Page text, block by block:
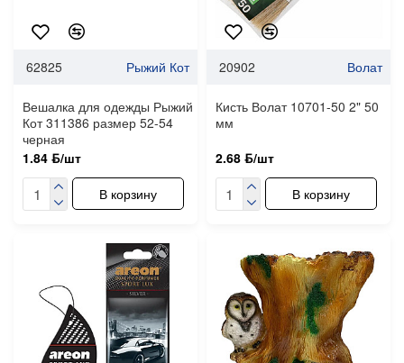
62825 Рыжий Кот
Вешалка для одежды Рыжий
Кот 311386 размер 52-54
черная
1.84 ƃ/шт
В корзину
20902 Волат
Кисть Волат 10701-50 2" 50
мм
2.68 ƃ/шт
В корзину